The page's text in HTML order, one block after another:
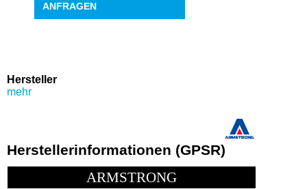
ANFRAGEN
Hersteller
mehr
Herstellerinformationen (GPSR)
ARMSTRONG